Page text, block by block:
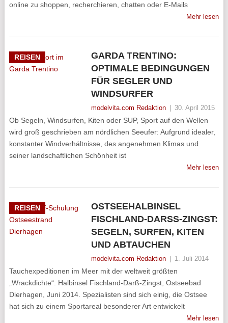
online zu shoppen, recherchieren, chatten oder E-Mails
Mehr lesen
REISEN
GARDA TRENTINO:
OPTIMALE BEDINGUNGEN
FÜR SEGLER UND
WINDSURFER
modelvita.com Redaktion 30. April 2015
Ob Segeln, Windsurfen, Kiten oder SUP, Sport auf den Wellen
wird groß geschrieben am nördlichen Seeufer: Aufgrund idealer,
konstanter Windverhältnisse, des angenehmen Klimas und
seiner landschaftlichen Schönheit ist
Mehr lesen
REISEN
OSTSEEHALBINSEL
FISCHLAND-DARSS-ZINGST: S
EGELN, SURFEN, KITEN U
ND ABTAUCHEN
modelvita.com Redaktion 1. Juli 2014
Tauchexpeditionen im Meer mit der weltweit größten
„Wrackdichte“: Halbinsel Fischland-Darß-Zingst, Ostseebad
Dierhagen, Juni 2014. Spezialisten sind sich einig, die Ostsee
hat sich zu einem Sportareal besonderer Art entwickelt
Mehr lesen